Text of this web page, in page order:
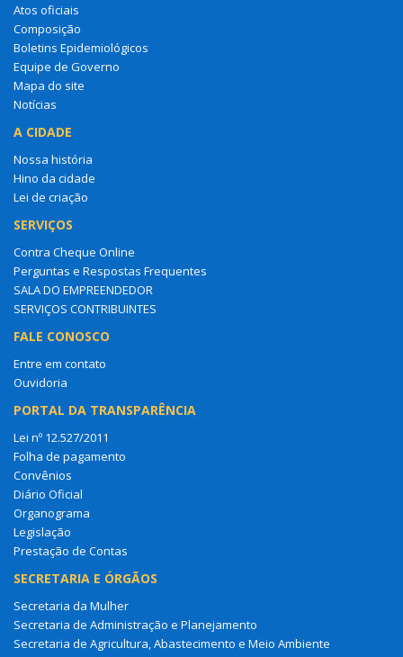
Atos oficiais
Composição
Boletins Epidemiológicos
Equipe de Governo
Mapa do site
Notícias
A CIDADE
Nossa história
Hino da cidade
Lei de criação
SERVIÇOS
Contra Cheque Online
Perguntas e Respostas Frequentes
SALA DO EMPREENDEDOR
SERVIÇOS CONTRIBUINTES
FALE CONOSCO
Entre em contato
Ouvidoria
PORTAL DA TRANSPARÊNCIA
Lei nº 12.527/2011
Folha de pagamento
Convênios
Diário Oficial
Organograma
Legislação
Prestação de Contas
SECRETARIA E ÓRGÃOS
Secretaria da Mulher
Secretaria de Administração e Planejamento
Secretaria de Agricultura, Abastecimento e Meio Ambiente